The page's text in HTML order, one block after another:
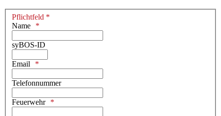
Pflichtfeld *
Name
syBOS-ID
Email
Telefonnummer
Feuerwehr